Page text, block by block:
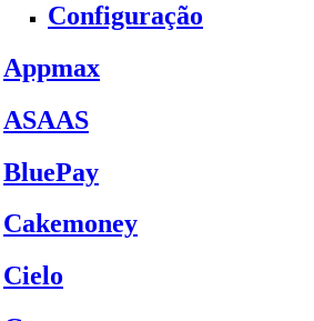
Configuração
Appmax
ASAAS
BluePay
Cakemoney
Cielo